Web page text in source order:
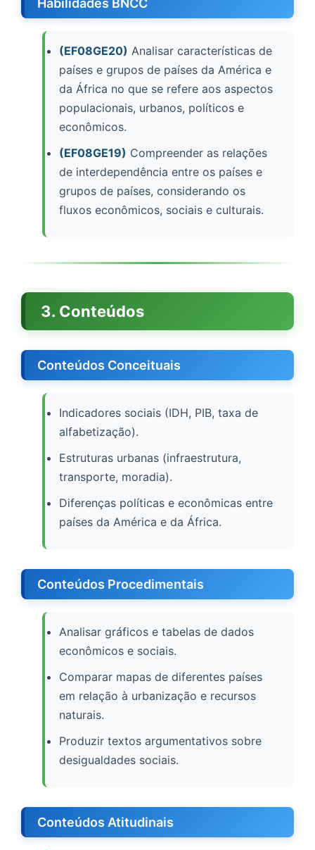
(EF08GE20) Analisar características de
países e grupos de países da América e
da África no que se refere aos aspectos
populacionais, urbanos, políticos e
econômicos.
(EF08GE19) Compreender as relações
de interdependência entre os países e
grupos de países, considerando os
fluxos econômicos, sociais e culturais.
3. Conteúdos
Conteúdos Conceituais
Indicadores sociais (IDH, PIB, taxa de
alfabetização).
Estruturas urbanas (infraestrutura,
transporte, moradia).
Diferenças políticas e econômicas entre
países da América e da África.
Conteúdos Procedimentais
Analisar gráficos e tabelas de dados
econômicos e sociais.
Comparar mapas de diferentes países
em relação à urbanização e recursos
naturais.
Produzir textos argumentativos sobre
desigualdades sociais.
Conteúdos Atitudinais